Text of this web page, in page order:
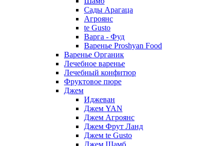
Сады Арагаца
Агроянс
te Gusto
Варга - Фуд
Варенье Proshyan Food
Варенье Органик
Лечебное варенье
Лечебный конфитюр
Фруктовое пюре
Джем
Иджеван
Джем YAN
Джем Агроянс
Джем Фрут Ланд
Джем te Gusto
Джем Шамб